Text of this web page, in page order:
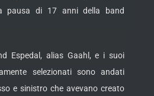
pausa di 17 anni della band
Espedal, alias Gaahl, e i suoi
selezionati sono andati
e sinistro che avevano creato